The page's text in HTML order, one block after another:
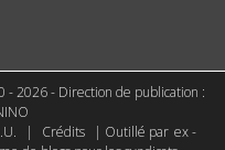
- 2026 - Direction de publication :
| Crédits | Outillé par ex -